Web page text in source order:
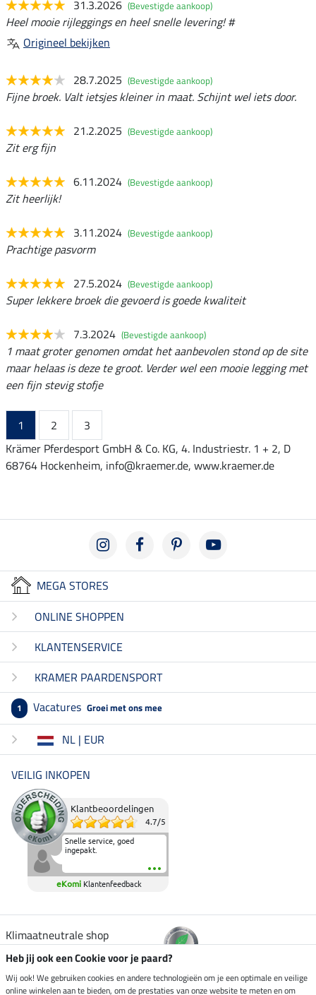
31.3.2026 (Bevestigde aankoop)
Heel mooie rijleggings en heel snelle levering! #
Origineel bekijken
28.7.2025 (Bevestigde aankoop)
Fijne broek. Valt ietsjes kleiner in maat. Schijnt wel iets door.
21.2.2025 (Bevestigde aankoop)
Zit erg fijn
6.11.2024 (Bevestigde aankoop)
Zit heerlijk!
3.11.2024 (Bevestigde aankoop)
Prachtige pasvorm
27.5.2024 (Bevestigde aankoop)
Super lekkere broek die gevoerd is goede kwaliteit
7.3.2024 (Bevestigde aankoop)
1 maat groter genomen omdat het aanbevolen stond op de site
maar helaas is deze te groot. Verder wel een mooie legging met
een fijn stevig stofje
1 2
3
Krämer Pferdesport GmbH & Co. KG, 4. Industriestr. 1 + 2, D
68764 Hockenheim, info@kraemer.de, www.kraemer.de
MEGA STORES
ONLINE SHOPPEN
KLANTENSERVICE
KRAMER PAARDENSPORT
1 Vacatures Groei met ons mee
NL | EUR
VEILIG INKOPEN
Klantbeoordelingen
4.7/5
Snelle service, goed
ingepakt.
eKomi Klantenfeedback
Klimaatneutrale shop
Verzending per
Heb jij ook een Cookie voor je paard?
Wij ook! We gebruiken cookies en andere technologieën om je een optimale en veilige
online winkelen aan te bieden, om de prestaties van onze website te meten en om